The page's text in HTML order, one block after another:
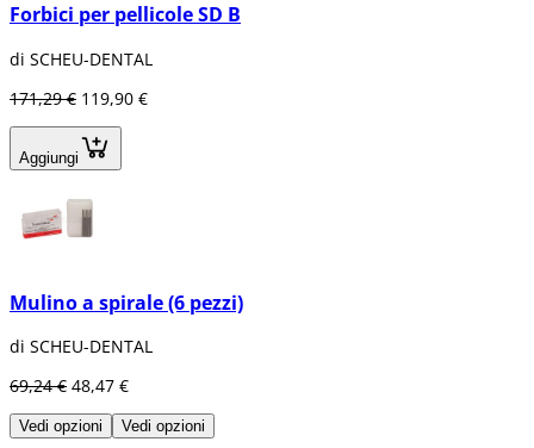
Forbici per pellicole SD B
di SCHEU-DENTAL
171,29 € 119,90 €
Aggiungi
Mulino a spirale (6 pezzi)
di SCHEU-DENTAL
69,24 € 48,47 €
Vedi opzioni Vedi opzioni